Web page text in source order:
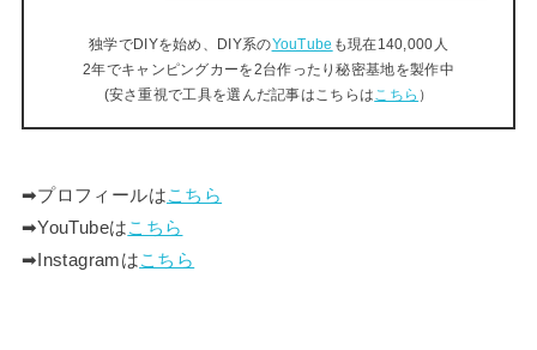
独学でDIYを始め、DIY系のYouTube も現在140,000人
2年でキャンピングカーを2台作ったり秘密基地を製作中
(安さ重視で工具を選んだ記事はこちらは こちら ）
➡︎プロフィールはこちら
➡︎YouTubeはこちら
➡︎Instagramはこちら